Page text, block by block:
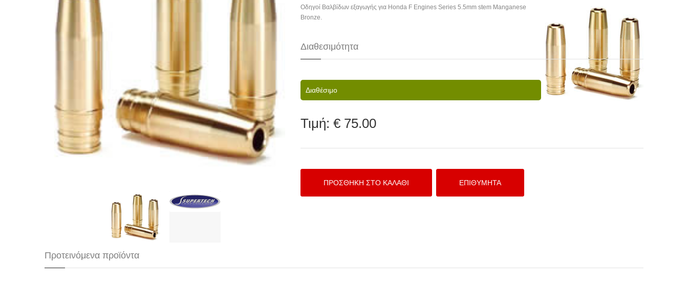
Οδηγοί Βαλβίδων εξαγωγής για Honda F Engines Series 5.5mm stem Manganese
Bronze.
Διαθεσιμότητα
Διαθέσιμο
Τιμή: € 75.00
Προτεινόμενα προϊόντα